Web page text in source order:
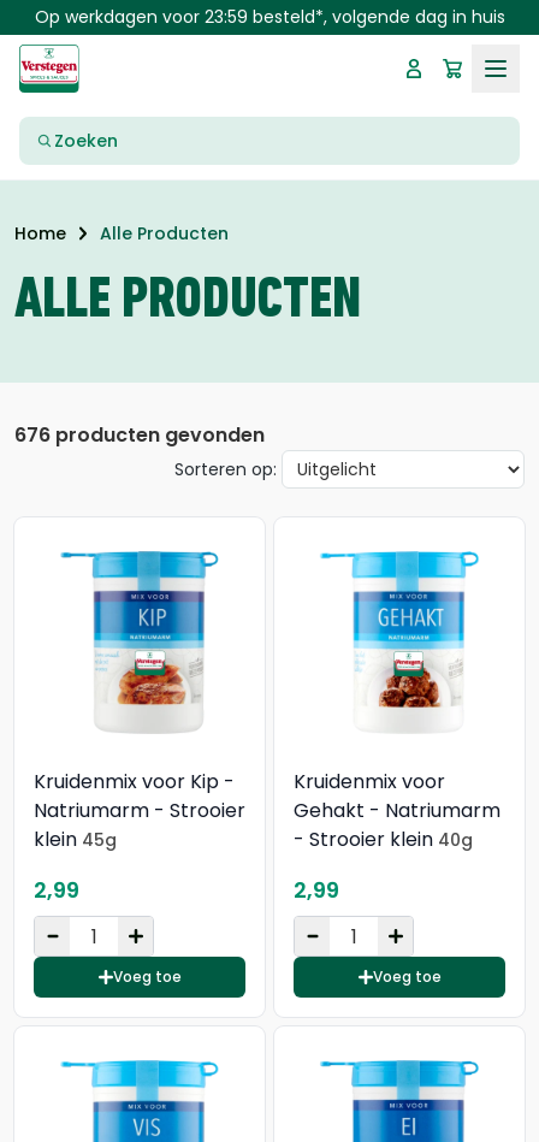
Skip to main content
Op werkdagen voor 23:59 besteld*, volgende dag in huis
Zoeken
Home Alle Producten
ALLE PRODUCTEN
676 producten gevonden
Sorteren op:
Kruidenmix voor Kip -
Natriumarm - Strooier
klein 45g
2,99
Voeg toe
Kruidenmix voor
Gehakt - Natriumarm
- Strooier klein 40g
2,99
Voeg toe